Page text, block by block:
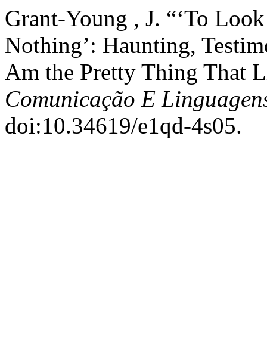
Grant-Young , J. “‘To
Nothing’: Haunting,
Am the Pretty Thing That
Comunicação E
doi:10.34619/e1qd-4s05.